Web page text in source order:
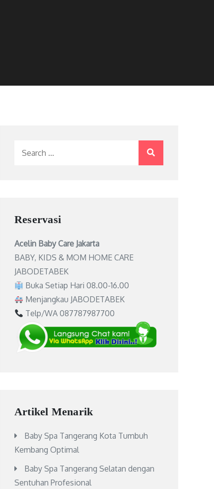
Reservasi
Acelin Baby Care Jakarta
BABY, KIDS & MOM HOME CARE
JABODETABEK
Buka Setiap Hari 08.00-16.00
Menjangkau JABODETABEK
Telp/WA 087787987700
Artikel Menarik
Baby Spa Tangerang Kota Tumbuh
Kembang Optimal
Baby Spa Tangerang Selatan dengan
Sentuhan Profesional